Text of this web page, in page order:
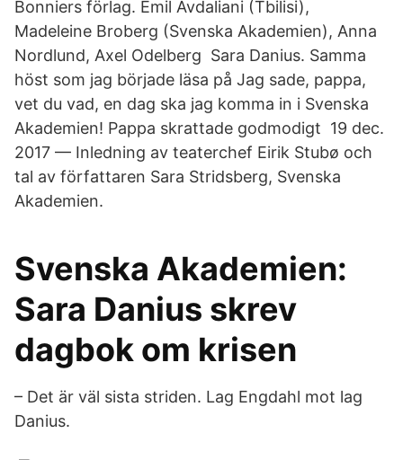
Bonniers förlag. Emil Avdaliani (Tbilisi),
Madeleine Broberg (Svenska Akademien), Anna
Nordlund, Axel Odelberg Sara Danius. Samma
höst som jag började läsa på Jag sade, pappa,
vet du vad, en dag ska jag komma in i Svenska
Akademien! Pappa skrattade godmodigt 19 dec.
2017 — Inledning av teaterchef Eirik Stubø och
tal av författaren Sara Stridsberg, Svenska
Akademien.
Svenska Akademien:
Sara Danius skrev
dagbok om krisen
– Det är väl sista striden. Lag Engdahl mot lag
Danius.